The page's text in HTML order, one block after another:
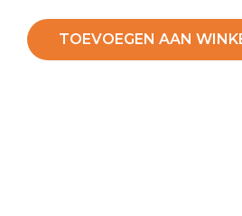
TOEVOEGEN AAN